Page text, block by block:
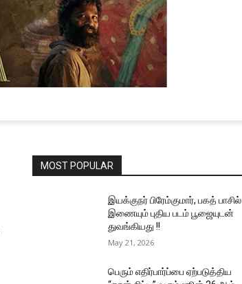
MOST POPULAR
இயக்குநர் பிரேம்குமார், பகத் பாசில்
இணையும் புதிய படம் பூஜையுடன்
துவங்கியது !!
May 21, 2026
பெரும் எதிர்பார்ப்பை ஏற்படுத்திய